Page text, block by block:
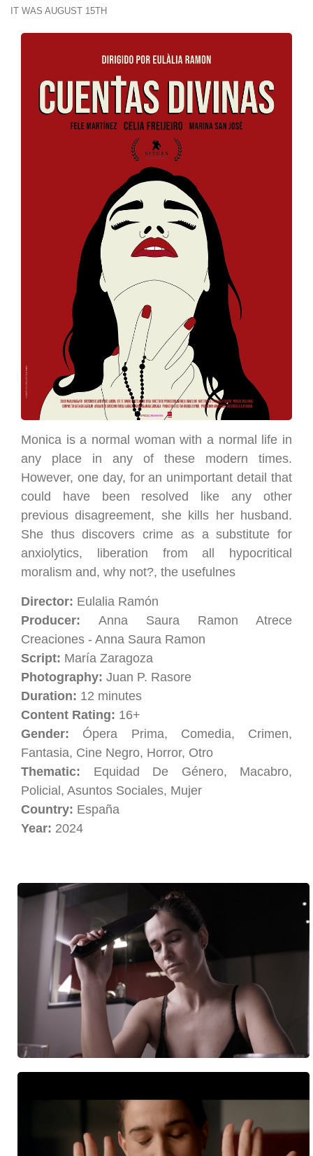
IT WAS AUGUST 15TH
Monica is a normal woman with a normal life in
any place in any of these modern times.
However, one day, for an unimportant detail that
could have been resolved like any other
previous disagreement, she kills her husband.
She thus discovers crime as a substitute for
anxiolytics, liberation from all hypocritical
moralism and, why not?, the usefulnes
Director: Eulalia Ramón
Producer: Anna Saura Ramon Atrece
Creaciones - Anna Saura Ramon
Script: María Zaragoza
Photography: Juan P. Rasore
Duration: 12 minutes
Content Rating: 16+
Gender: Ópera Prima, Comedia, Crimen,
Fantasia, Cine Negro, Horror, Otro
Thematic: Equidad De Género, Macabro,
Policial, Asuntos Sociales, Mujer
Country: España
Year: 2024